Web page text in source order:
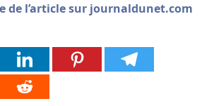
de l’article sur journaldunet.com